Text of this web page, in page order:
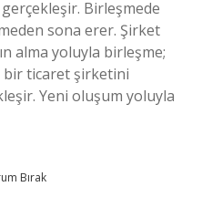
Birleşmede
sona erer. Şirket
alma yoluyla birleşme;
ticaret şirketini
Yeni oluşum yoluyla
Bırak